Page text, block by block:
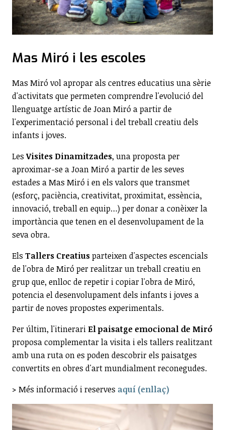
Mas Miró i les escoles
Mas Miró vol apropar als centres educatius una sèrie
d'activitats que permeten comprendre l'evolució del
llenguatge artístic de Joan Miró a partir de
l'experimentació personal i del treball creatiu dels
infants i joves.
LesVisites Dinamitzades, una proposta per
aproximar-se a Joan Miró a partir de les seves
estades a Mas Miró i en els valors que transmet
(esforç, paciència, creativitat, proximitat, essència,
innovació, treball en equip…) per donar a conèixer la
importància que tenen en el desenvolupament de la
seva obra.
Els Tallers Creatiusparteixen d'aspectes escencials
de l'obra de Miró per realitzar un treball creatiu en
grup que, enlloc de repetir i copiar l'obra de Miró,
potencia el desenvolupament dels infants i joves a
partir de noves propostes experimentals.
Per últim, l'itinerari El paisatge emocional de Miró
proposa complementar la visita i els tallers realitzant
amb una ruta on es poden descobrir els paisatges
convertits en obres d'art mundialment reconegudes.
> Més informació i reserves aquí (enllaç)